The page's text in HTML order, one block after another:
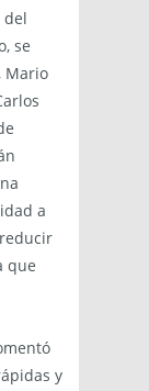
del
se
Mario
a
que
y